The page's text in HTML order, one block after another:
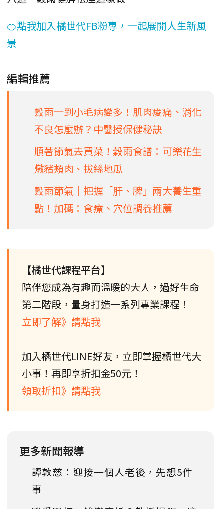
🍊點我加入橘世代FB粉專，一起展開人生新風
景
編輯推薦
穀雨一到小毛病變多！肌肉痠痛、消化
不良怎麼辦？中醫授保健秘訣
順著節氣去買菜！穀雨食譜：可樂花生
燉豬頰肉、拔絲地瓜
穀雨節氣│把握「肝、脾」兩大養生重
點！加碼：食療、穴位調養推薦
【橘世代課程平台】
陪伴您成為有趣而溫暖的大人，過好生命
第二階段，量身打造一系列專業課程！
立即了解》請點我
加入橘世代LINE好友，立即掌握橘世代大
小事！再即享折扣金50元！
領取折扣》請點我
更多新聞報導
譚敦慈：迎接一個人老後，先想5件
事